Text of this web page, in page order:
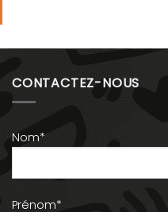
CONTACTEZ-NOUS
Nom*
Prénom*